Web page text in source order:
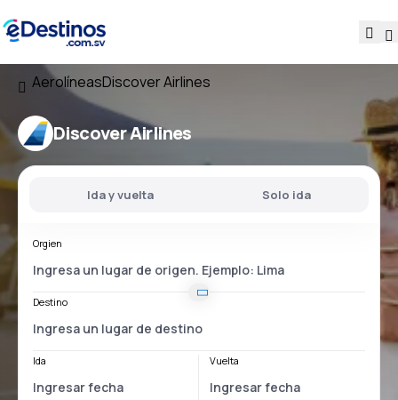
AerolíneasDiscover Airlines
Discover Airlines
Ida y vuelta Solo ida
Orgien
Destino
Ida Vuelta